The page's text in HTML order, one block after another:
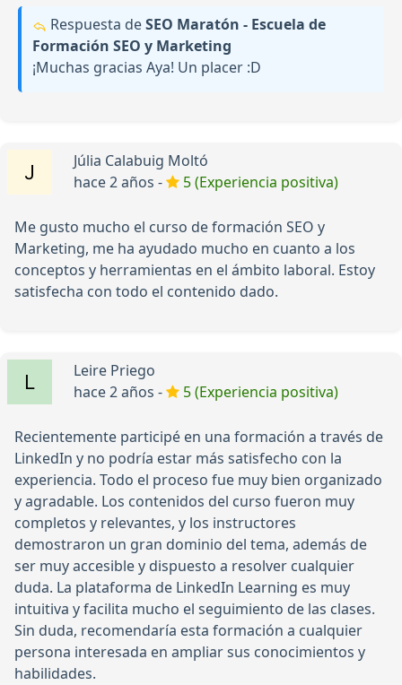
Respuesta deSEO Maratón - Escuela de
Formación SEO y Marketing
¡Muchas gracias Aya! Un placer :D
Júlia Calabuig Moltó
hace 2 años -
5 (Experiencia positiva)
Me gusto mucho el curso de formación SEO y
Marketing, me ha ayudado mucho en cuanto a los
conceptos y herramientas en el ámbito laboral. Estoy
satisfecha con todo el contenido dado.
Leire Priego
hace 2 años -
5 (Experiencia positiva)
Recientemente participé en una formación a través de
LinkedIn y no podría estar más satisfecho con la
experiencia. Todo el proceso fue muy bien organizado
y agradable. Los contenidos del curso fueron muy
completos y relevantes, y los instructores
demostraron un gran dominio del tema, además de
ser muy accesible y dispuesto a resolver cualquier
duda. La plataforma de LinkedIn Learning es muy
intuitiva y facilita mucho el seguimiento de las clases.
Sin duda, recomendaría esta formación a cualquier
persona interesada en ampliar sus conocimientos y
habilidades.